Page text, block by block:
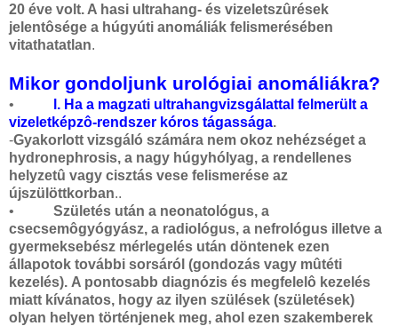
20 éve volt. A hasi ultrahang- és vizeletszûrések
jelentôsége a húgyúti anomáliák felismerésében
vitathatatlan.
Mikor gondoljunk urológiai anomáliákra?
•
l. Ha a magzati ultrahangvizsgálattal felmerült a
vizeletképzô-rendszer kóros tágassága.
-Gyakorlott vizsgáló számára nem okoz nehézséget a
hydronephrosis, a nagy húgyhólyag, a rendellenes
helyzetû vagy cisztás vese felismerése az
újszülöttkorban..
•
Születés után a neonatológus, a
csecsemôgyógyász, a radiológus, a nefrológus illetve a
gyermeksebész mérlegelés után döntenek ezen
állapotok további sorsáról (gondozás vagy mûtéti
kezelés). A pontosabb diagnózis és megfelelô kezelés
miatt kívánatos, hogy az ilyen szülések (születések)
olyan helyen történjenek meg, ahol ezen szakemberek